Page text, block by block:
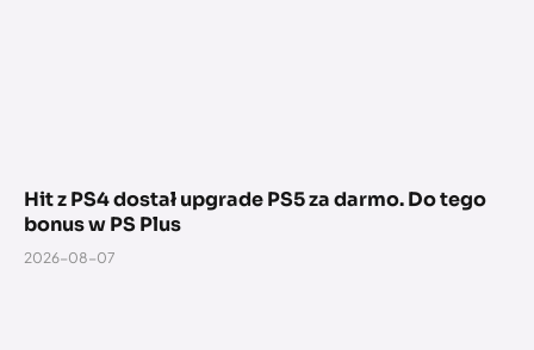
Hit z PS4 dostał upgrade PS5 za darmo. Do tego
bonus w PS Plus
2026-08-07